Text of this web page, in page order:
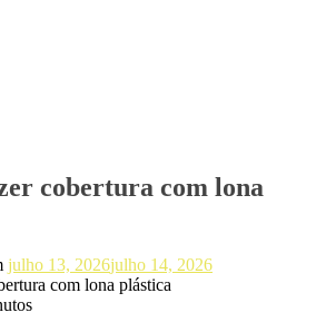
cobertura com lona
julho 13, 2026julho 14, 2026